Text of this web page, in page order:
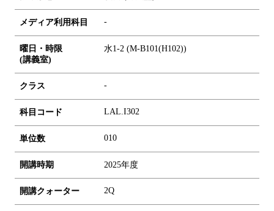
メディア利用科目 -
曜日・時限
(講義室)
水1-2 (M-B101(H102))
クラス -
科目コード LAL.I302
単位数 010
開講時期 2025年度
開講クォーター 2Q